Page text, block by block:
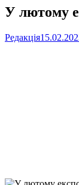
У лютому
Редакція
Link
Print